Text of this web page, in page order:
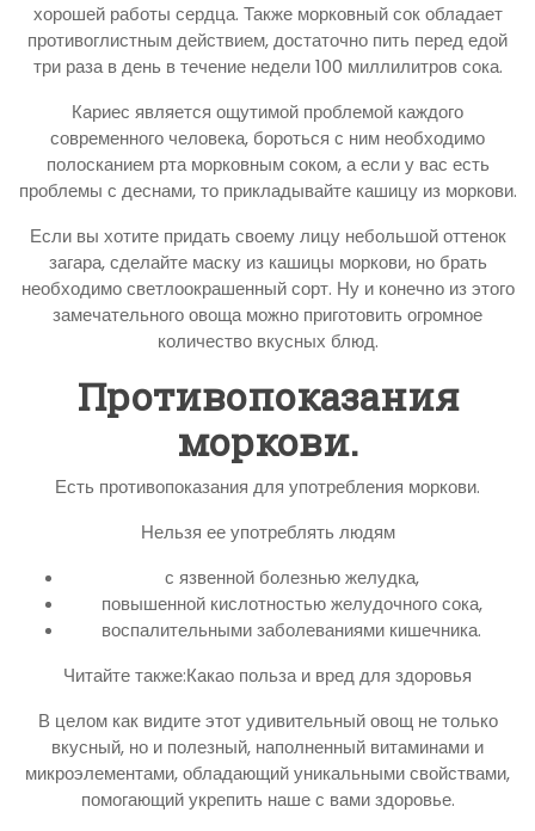
хорошей работы сердца. Также морковный сок обладает
противоглистным действием, достаточно пить перед едой
три раза в день в течение недели 100 миллилитров сока.
Кариес является ощутимой проблемой каждого
современного человека, бороться с ним необходимо
полосканием рта морковным соком, а если у вас есть
проблемы с деснами, то прикладывайте кашицу из моркови.
Если вы хотите придать своему лицу небольшой оттенок
загара, сделайте маску из кашицы моркови, но брать
необходимо светлоокрашенный сорт. Ну и конечно из этого
замечательного овоща можно приготовить огромное
количество вкусных блюд.
Противопоказания
моркови.
Есть противопоказания для употребления моркови.
Нельзя ее употреблять людям
с язвенной болезнью желудка,
повышенной кислотностью желудочного сока,
воспалительными заболеваниями кишечника.
Читайте также:Какао польза и вред для здоровья
В целом как видите этот удивительный овощ не только
вкусный, но и полезный, наполненный витаминами и
микроэлементами, обладающий уникальными свойствами,
помогающий укрепить наше с вами здоровье.